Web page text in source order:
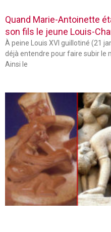
Quand Marie-Antoinette
son fils le jeune Louis-
À peine Louis XVI guillotiné (21
déjà entendre pour faire subir le
Ainsi le